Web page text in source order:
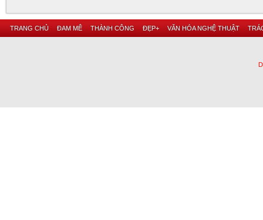
TRANG CHỦ ĐAM MÊ THÀNH CÔNG ĐẸP+ VĂN HÓA NGHỆ THUẬT